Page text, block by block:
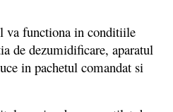
va functiona in conditiile
de dezumidificare, aparatul
in pachetul comandat si